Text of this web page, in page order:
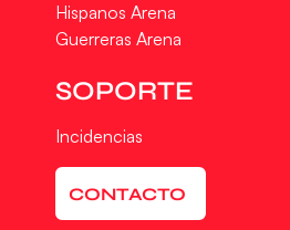
Hispanos Arena
Guerreras Arena
SOPORTE
Incidencias
CONTACTO